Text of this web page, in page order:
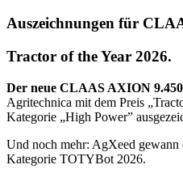
Auszeichnungen für
Tractor of the Year 2026.
Der neue CLAAS AXION
Agritechnica mit dem Preis
Kategorie „High Power”
Und noch mehr: AgXeed
Kategorie TOTYBot 2026.